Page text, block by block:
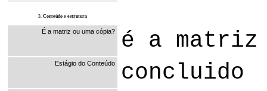
3. Conteúdo e estrutura
É a matriz ou uma cópia? é a matriz
Estágio do Conteúdo concluido